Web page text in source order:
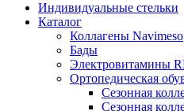
Индивидуальные стельки
Каталог
Коллагены Navimeso
Бады
Электровитамины
Ортопедическая
Сезонная
Сезонная